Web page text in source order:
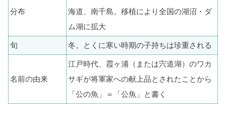
分布
海道、南千島。移植により全国の湖沼・ダ
ム湖に拡大
旬 冬。とくに寒い時期の子持ちは珍重される
名前の由来
江戸時代、霞ヶ浦（または宍道湖）のワカ
サギが将軍家への献上品とされたことから
「公の魚」＝「公魚」と書く